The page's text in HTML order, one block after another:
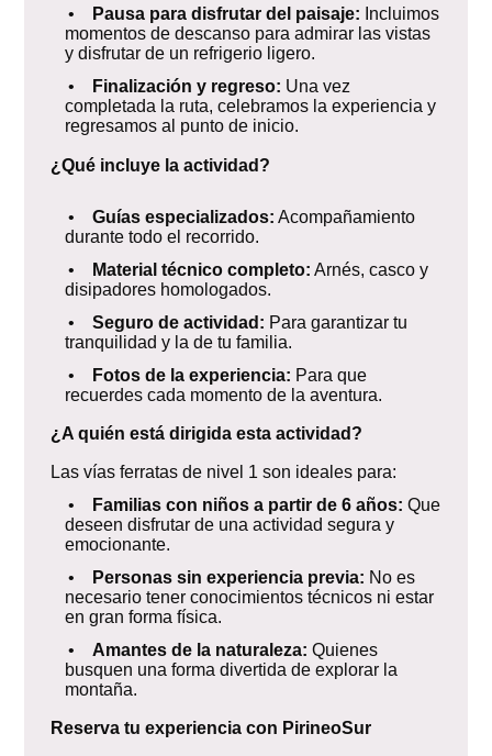
• Pausa para disfrutar del paisaje: Incluimos
momentos de descanso para admirar las vistas
y disfrutar de un refrigerio ligero.
•
Finalización y regreso: Una vez
completada la ruta, celebramos la experiencia y
regresamos al punto de inicio.
¿Qué incluye la actividad?
• Guías especializados: Acompañamiento
durante todo el recorrido.
•
Material técnico completo: Arnés, casco y
disipadores homologados.
• Seguro de actividad: Para garantizar tu
tranquilidad y la de tu familia.
•
Fotos de la experiencia: Para que
recuerdes cada momento de la aventura.
¿A quién está dirigida esta actividad?
Las vías ferratas de nivel 1 son ideales para:
•
Familias con niños a partir de 6 años: Que
deseen disfrutar de una actividad segura y
emocionante.
•
Personas sin experiencia previa: No es
necesario tener conocimientos técnicos ni estar
en gran forma física.
• Amantes de la naturaleza: Quienes
busquen una forma divertida de explorar la
montaña.
Reserva tu experiencia con PirineoSur